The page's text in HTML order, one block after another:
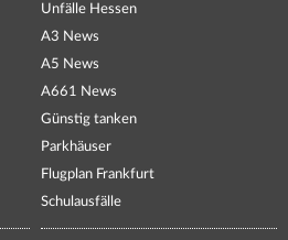
Unfälle Hessen
A3 News
A5 News
A661 News
Günstig tanken
Parkhäuser
Flugplan Frankfurt
Schulausfälle